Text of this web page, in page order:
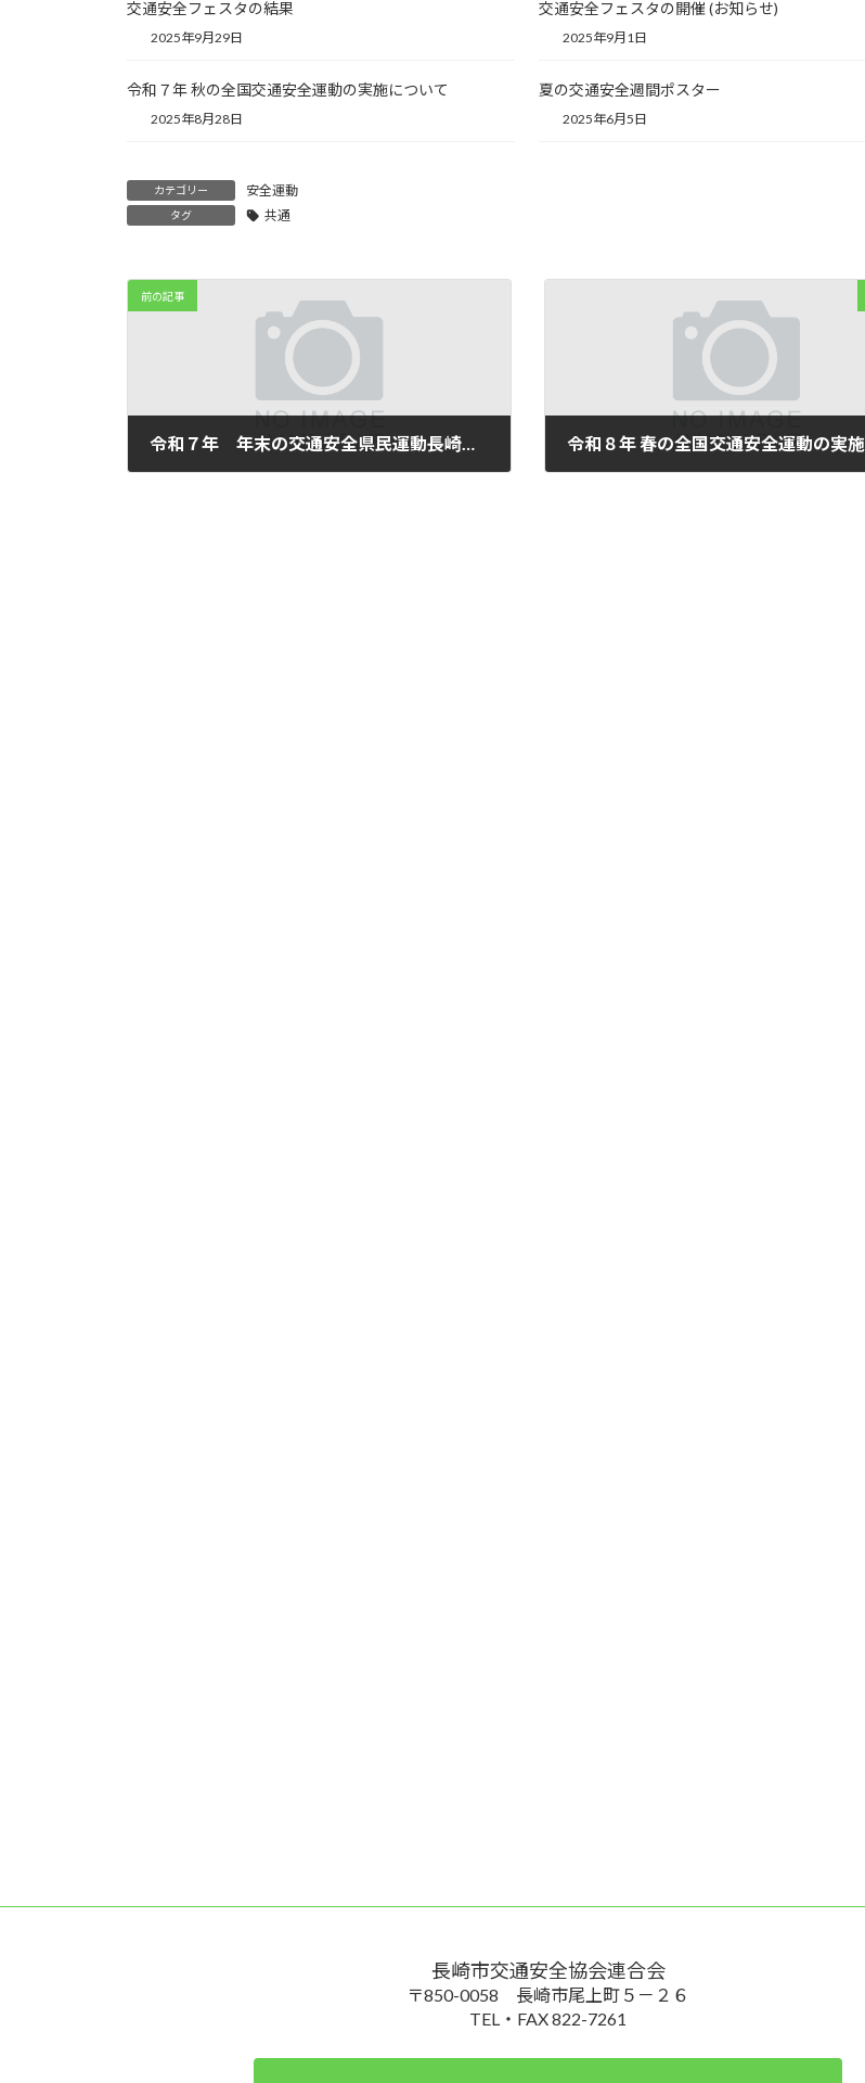
交通安全フェスタの結果
2025年9月29日
交通安全フェスタの開催 (お知らせ)
2025年9月1日
令和７年 秋の全国交通安全運動の実施について
2025年8月28日
夏の交通安全週間ポスター
2025年6月5日
カテゴリー 安全運動
タグ 共通
前の記事
令和７年 年末の交通安全県民運動長崎市実施要綱 令和８年 春の全国交通安全運動の実施
長崎市交通安全協会連合会
〒850-0058 長崎市尾上町５－２６
TEL・FAX 822-7261